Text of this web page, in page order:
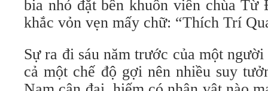
bia nhỏ đặt bên khuôn viên chùa Từ
khắc vỏn vẹn mấy chữ: “Thích Trí
Sự ra đi sáu năm trước của một
cả một chế độ gợi nên nhiều suy